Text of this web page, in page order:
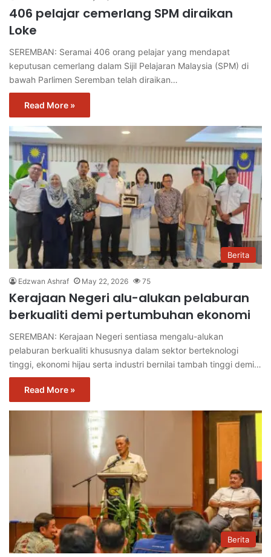
406 pelajar cemerlang SPM diraikan
Loke
SEREMBAN: Seramai 406 orang pelajar yang mendapat
keputusan cemerlang dalam Sijil Pelajaran Malaysia (SPM) di
bawah Parlimen Seremban telah diraikan…
Read More »
Berita
Edzwan Ashraf May 22, 2026 75
Kerajaan Negeri alu-alukan pelaburan
berkualiti demi pertumbuhan ekonomi
SEREMBAN: Kerajaan Negeri sentiasa mengalu-alukan
pelaburan berkualiti khususnya dalam sektor berteknologi
tinggi, ekonomi hijau serta industri bernilai tambah tinggi demi…
Read More »
Berita